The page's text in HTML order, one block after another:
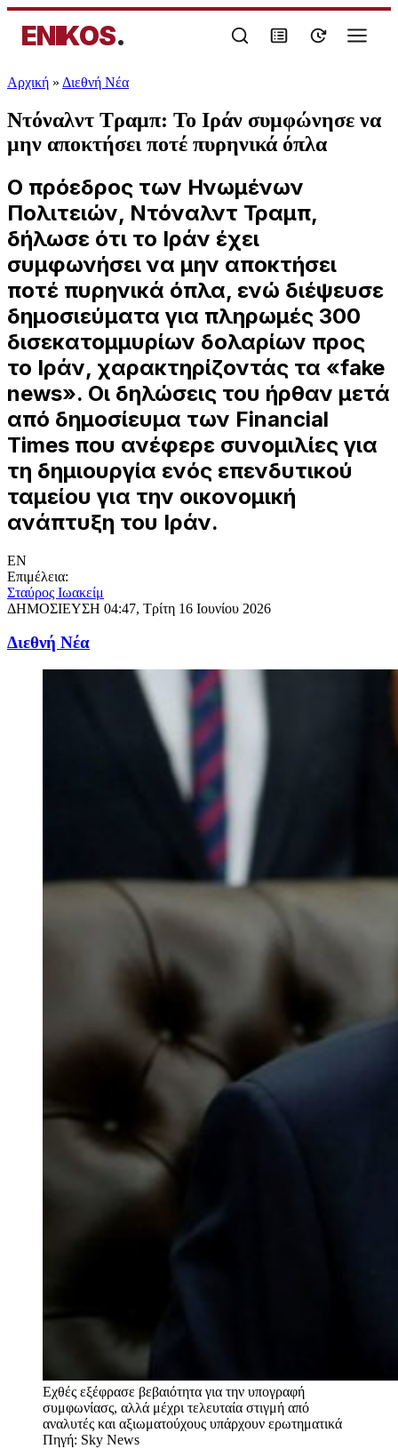
ENIKOS.
Αρχική » Διεθνή Νέα
Ντόναλντ Τραμπ: Το Ιράν συμφώνησε να
μην αποκτήσει ποτέ πυρηνικά όπλα
Ο πρόεδρος των Ηνωμένων
Πολιτειών, Ντόναλντ Τραμπ,
δήλωσε ότι το Ιράν έχει
συμφωνήσει να μην αποκτήσει
ποτέ πυρηνικά όπλα, ενώ διέψευσε
δημοσιεύματα για πληρωμές 300
δισεκατομμυρίων δολαρίων προς
το Ιράν, χαρακτηρίζοντάς τα «fake
news». Οι δηλώσεις του ήρθαν μετά
από δημοσίευμα των Financial
Times που ανέφερε συνομιλίες για
τη δημιουργία ενός επενδυτικού
ταμείου για την οικονομική
ανάπτυξη του Ιράν.
EN
Επιμέλεια:
Σταύρος Ιωακείμ
ΔΗΜΟΣΙΕΥΣΗ 04:47, Τρίτη 16 Ιουνίου 2026
Διεθνή Νέα
Εχθές εξέφρασε βεβαιότητα για την υπογραφή
συμφωνίασς, αλλά μέχρι τελευταία στιγμή από
αναλυτές και αξιωματούχους υπάρχουν ερωτηματικά
Πηγή: Sky News